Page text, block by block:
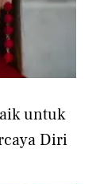
untuk
Diri